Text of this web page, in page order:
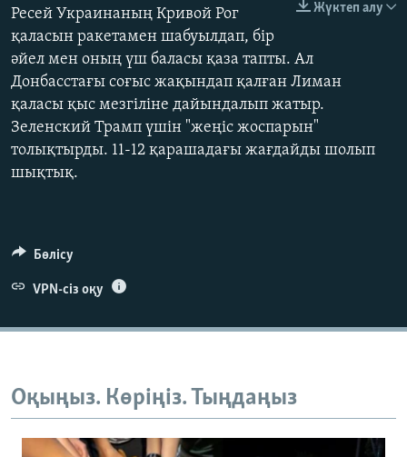
720p 1080p
480p
1080p
Жүктеп алу
Ресей Украинаның Кривой Рог
қаласын ракетамен шабуылдап, бір
әйел мен оның үш баласы қаза тапты. Ал
Донбасстағы соғыс жақындап қалған Лиман
қаласы қыс мезгіліне дайындалып жатыр.
Зеленский Трамп үшін "жеңіс жоспарын"
толықтырды. 11-12 қарашадағы жағдайды шолып
шықтық.
Бөлісу
VPN-сіз оқу
Оқыңыз. Көріңіз. Тыңдаңыз